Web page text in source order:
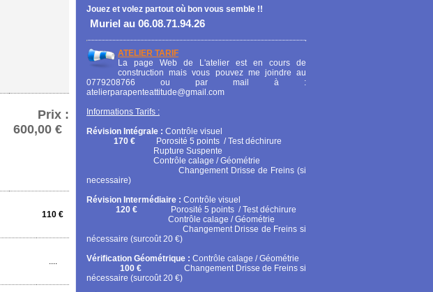
Prix :
600,00 €
110 €
....
Jouez et volez partout où bon vous semble !!
Muriel au 06.08.71.94.26
ATELIER TARIF
La page Web de L'atelier est en cours de
construction mais vous pouvez me joindre au
0779208766 ou par mail à :
atelierparapenteattitude@gmail.com
Informations Tarifs :
Révision Intégrale : Contrôle visuel
170 € Porosité 5 points / Test déchirure
Rupture Suspente
Contrôle calage / Géométrie
Changement Drisse de Freins (si
necessaire)
Révision Intermédiaire : Contrôle visuel
120 € Porosité 5 points / Test déchirure
Contrôle calage / Géométrie
Changement Drisse de Freins si
nécessaire (surcoût 20 €)
Vérification Géométrique : Contrôle calage / Géométrie
100 € Changement Drisse de Freins si
nécessaire (surcoût 20 €)